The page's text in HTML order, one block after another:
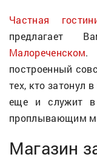
Частная
предлагает
Малореченском.
построенный
тех, кто затонул
еще и служит в
проплывающим
Магазин